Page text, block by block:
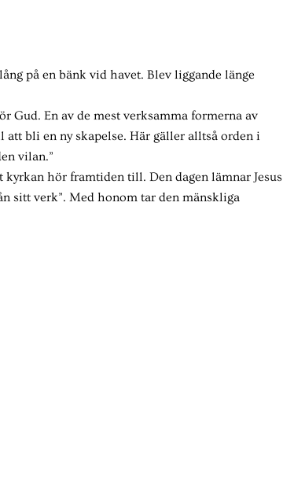
på en bänk vid havet. Blev liggande länge
Gud. En av de mest verksamma formerna av
att bli en ny skapelse. Här gäller alltså orden i
vilan.”
hör framtiden till. Den dagen lämnar Jesus
sitt verk”. Med honom tar den mänskliga